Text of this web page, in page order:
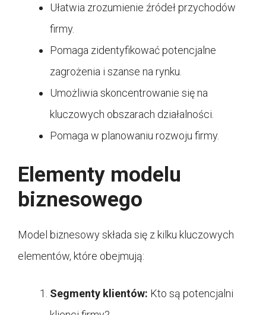
Ułatwia zrozumienie źródeł przychodów
firmy.
Pomaga zidentyfikować potencjalne
zagrożenia i szanse na rynku.
Umożliwia skoncentrowanie się na
kluczowych obszarach działalności.
Pomaga w planowaniu rozwoju firmy.
Elementy modelu
biznesowego
Model biznesowy składa się z kilku kluczowych
elementów, które obejmują:
Segmenty klientów: Kto są potencjalni